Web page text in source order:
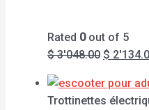
Rated 0out of 5
$3'048.00 $
Trottinettes